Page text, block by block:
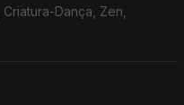
Dança, Zen,